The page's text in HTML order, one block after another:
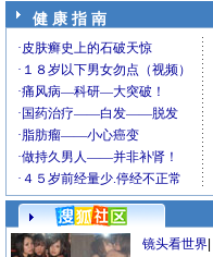
健 康 指 南
镜头看世界